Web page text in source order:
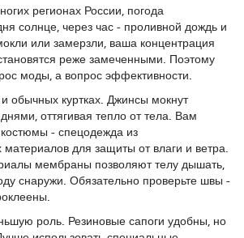
регионах России, погода
солнце, через час - проливной дождь и
или замерзли, ваша концентрация
реже замеченными. Поэтому
моды, а вопрос эффективности.
обычных куртках. Джинсы мокнут
оттягивая тепло от тела. Вам
- спецодежда из
для защиты от влаги и ветра.
мембраны позволяют телу дышать,
снаружи. Обязательно проверьте швы -
роль. Резиновые сапоги удобны, но